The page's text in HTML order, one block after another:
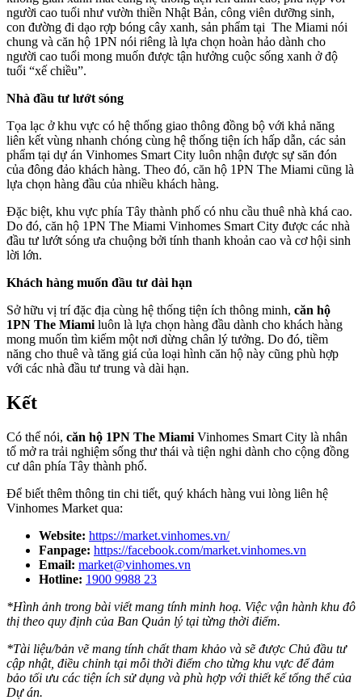
người cao tuổi như vườn thiền Nhật Bản, công viên dưỡng sinh,
con đường đi dạo rợp bóng cây xanh, sản phẩm tại The Miami nói
chung và căn hộ 1PN nói riêng là lựa chọn hoàn hảo dành cho
người cao tuổi mong muốn được tận hưởng cuộc sống xanh ở độ
tuổi “xế chiều”.
Nhà đầu tư lướt sóng
Tọa lạc ở khu vực có hệ thống giao thông đồng bộ với khả năng
liên kết vùng nhanh chóng cùng hệ thống tiện ích hấp dẫn, các sản
phẩm tại dự án Vinhomes Smart City luôn nhận được sự săn đón
của đông đảo khách hàng. Theo đó, căn hộ 1PN The Miami cũng là
lựa chọn hàng đầu của nhiều khách hàng.
Đặc biệt, khu vực phía Tây thành phố có nhu cầu thuê nhà khá cao.
Do đó, căn hộ 1PN The Miami Vinhomes Smart City được các nhà
đầu tư lướt sóng ưa chuộng bởi tính thanh khoản cao và cơ hội sinh
lời lớn.
Khách hàng muốn đầu tư dài hạn
Sở hữu vị trí đặc địa cùng hệ thống tiện ích thông minh, căn hộ
1PN The Miami luôn là lựa chọn hàng đầu dành cho khách hàng
mong muốn tìm kiếm một nơi dừng chân lý tưởng. Do đó, tiềm
năng cho thuê và tăng giá của loại hình căn hộ này cũng phù hợp
với các nhà đầu tư trung và dài hạn.
Kết
Có thể nói, căn hộ 1PN The Miami Vinhomes Smart City là nhân
tố mở ra trải nghiệm sống thư thái và tiện nghi dành cho cộng đồng
cư dân phía Tây thành phố.
Để biết thêm thông tin chi tiết, quý khách hàng vui lòng liên hệ
Vinhomes Market qua:
Website: https://market.vinhomes.vn/
Fanpage: https://facebook.com/market.vinhomes.vn
Email: market@vinhomes.vn
Hotline: 1900 9988 23
*Hình ảnh trong bài viết mang tính minh hoạ. Việc vận hành khu đô
thị theo quy định của Ban Quản lý tại từng thời điểm.
*Tài liệu/bản vẽ mang tính chất tham khảo và sẽ được Chủ đầu tư
cập nhật, điều chỉnh tại mỗi thời điểm cho từng khu vực để đảm
bảo tối ưu các tiện ích sử dụng và phù hợp với thiết kế tổng thể của
Dự án.